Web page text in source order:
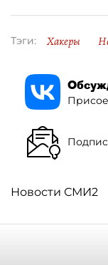
Тэги: Хакеры
Новости СМИ2